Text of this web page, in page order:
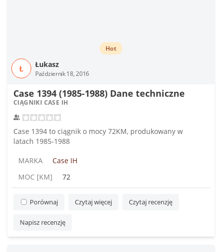
Ł Łukasz
Październik 18, 2016
Hot
Case 1394 (1985-1988) Dane techniczne
CIĄGNIKI CASE IH
Case 1394 to ciągnik o mocy 72KM, produkowany w
latach 1985-1988
MARKA
Case IH
MOC [KM]
72
Porównaj Czytaj więcej Czytaj recenzję
Napisz recenzję